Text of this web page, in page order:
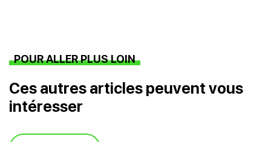
POUR ALLER PLUS LOIN
Ces autres articles peuvent vous
intéresser